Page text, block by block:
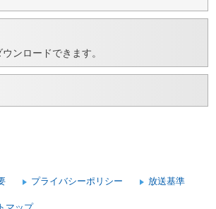
ンロードできます。
プライバシーポリシー 放送基準